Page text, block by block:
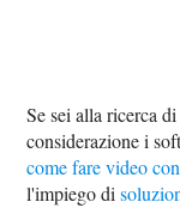
Se sei alla ricerca
considerazione i
come fare video
l'impiego di